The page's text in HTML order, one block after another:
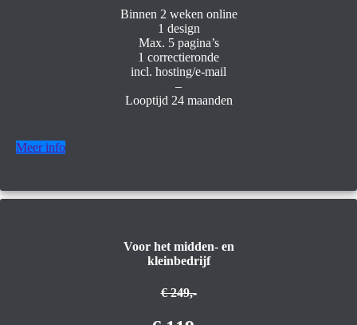
Binnen 2 weken online
1 design
Max. 5 pagina’s
1 correctieronde
incl. hosting/e-mail
–
Looptijd 24 maanden
Meer info
Voor het midden- en
kleinbedrijf
€ 249,-